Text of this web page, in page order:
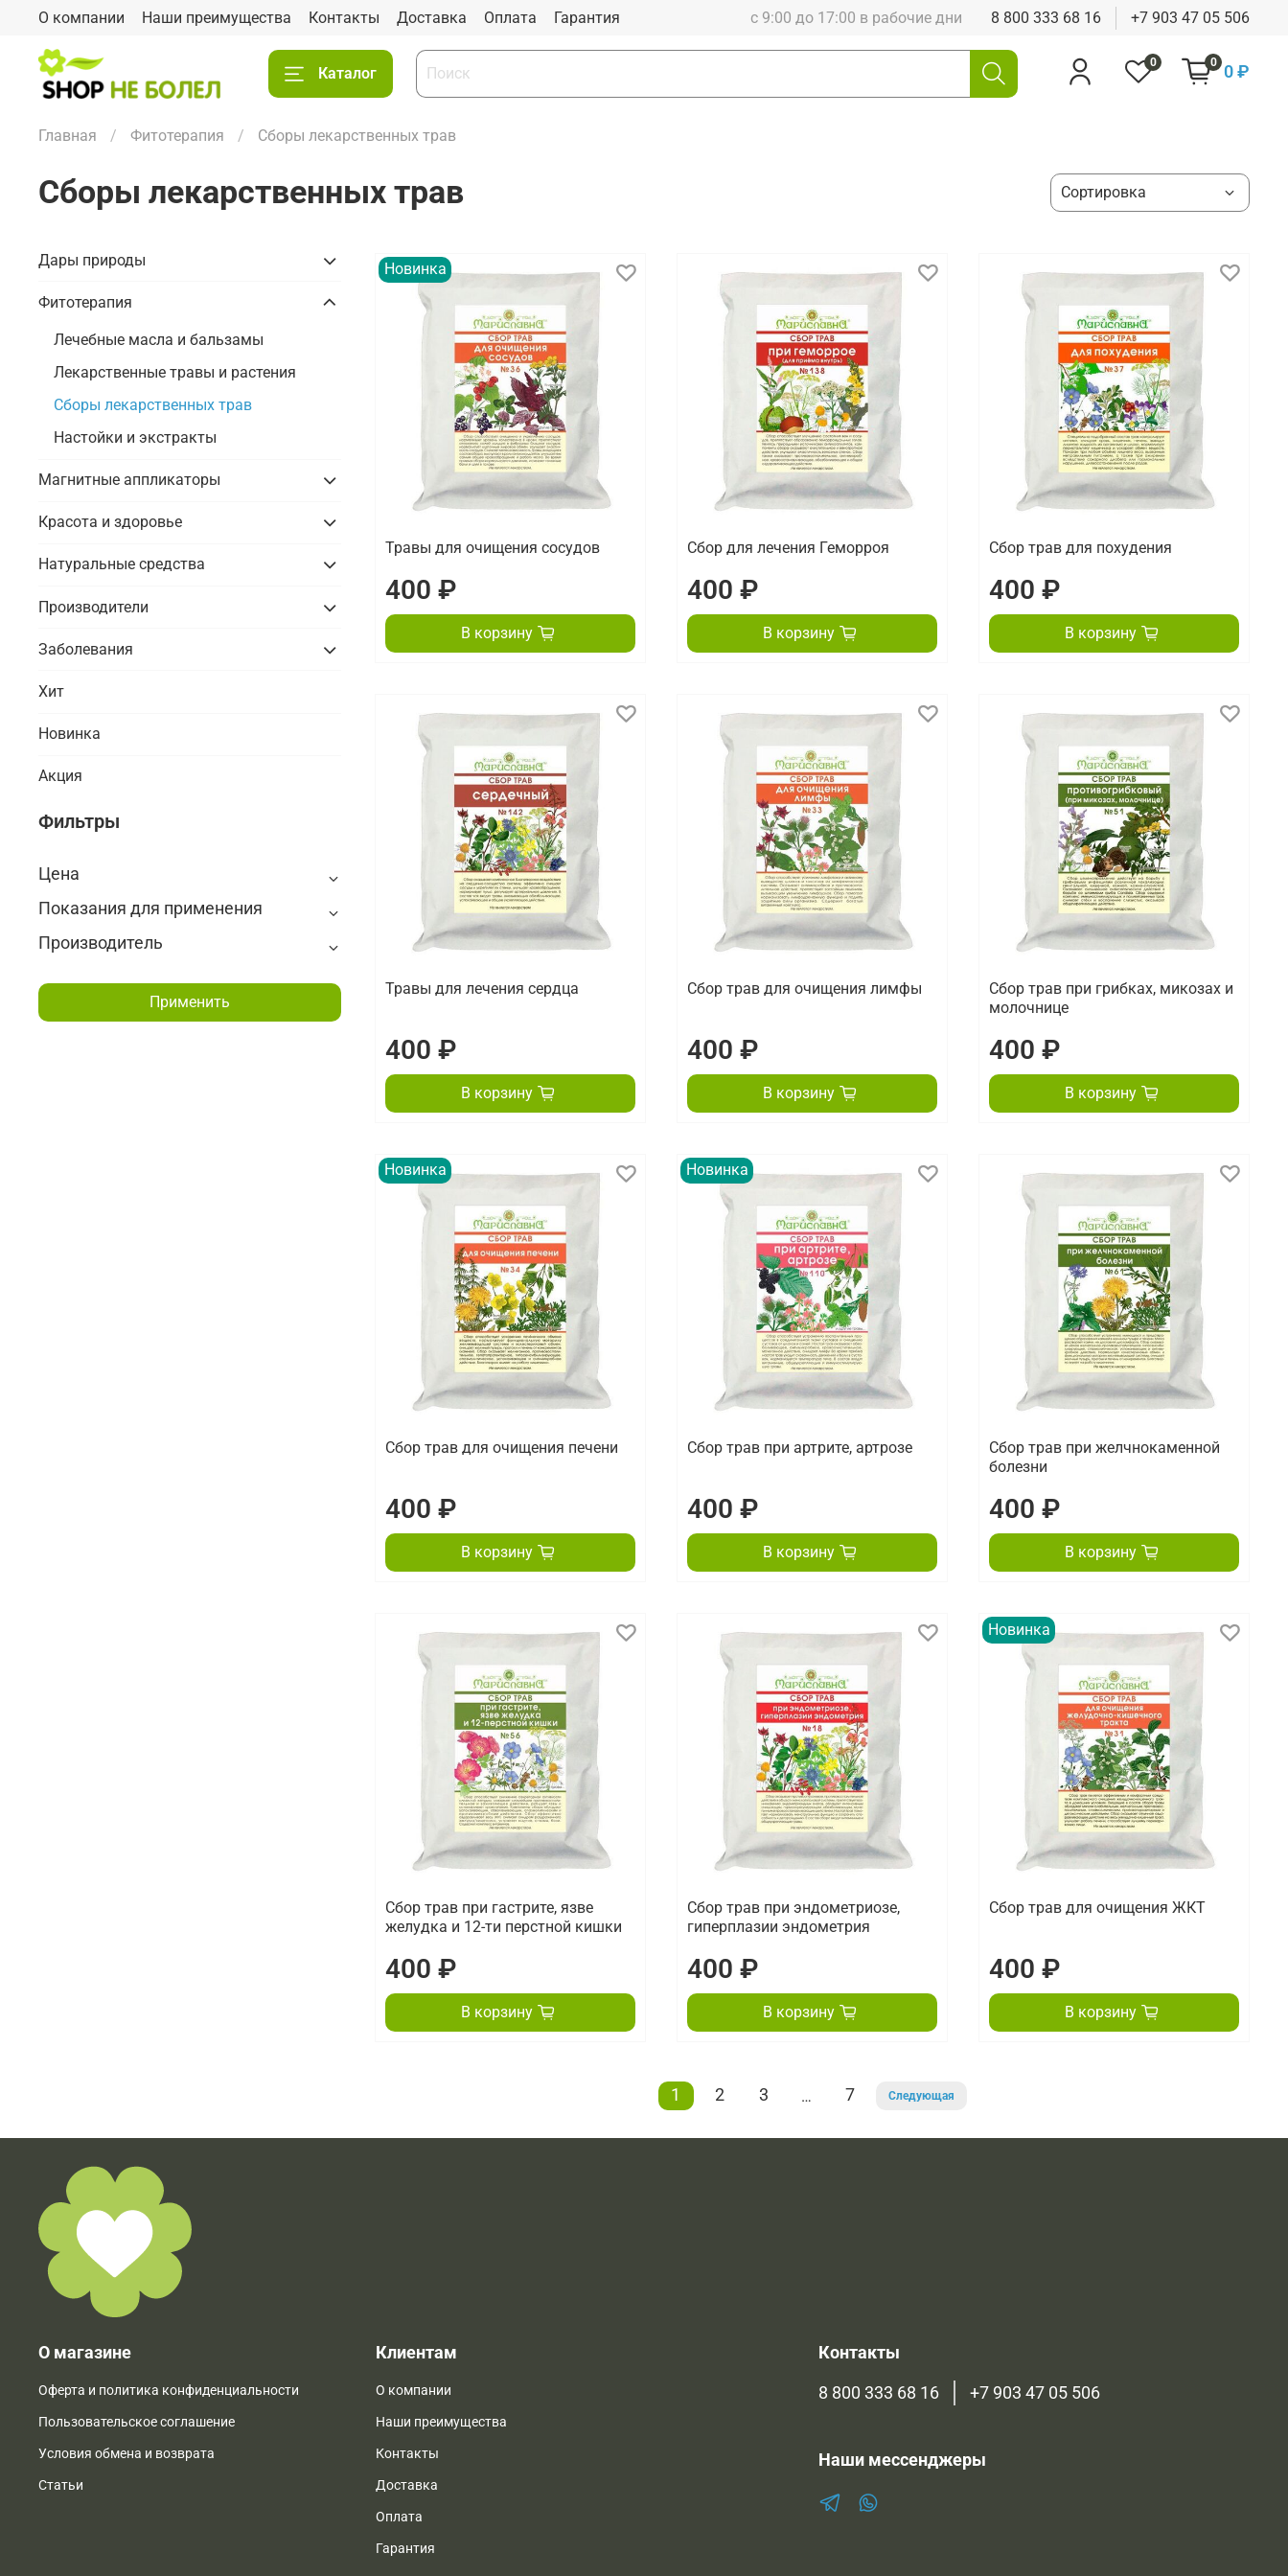
О компании Наши преимущества Контакты Доставка Оплата Гарантия с 9:00 до 17:00 в рабочие дни 8 800 333 68 16 +7 903 47 05 506
Каталог
0 0 0 ₽
Главная Фитотерапия Сборы лекарственных трав
Сборы лекарственных трав
Новинка
Травы для очищения сосудов
400 ₽
В корзину
Сбор для лечения Геморроя
400 ₽
В корзину
Сбор трав для похудения
400 ₽
В корзину
Травы для лечения сердца
400 ₽
В корзину
Сбор трав для очищения лимфы
400 ₽
В корзину
Сбор трав при грибках, микозах и
молочнице
400 ₽
В корзину
Новинка
Сбор трав для очищения печени
400 ₽
В корзину
Новинка
Сбор трав при артрите, артрозе
400 ₽
В корзину
Сбор трав при желчнокаменной
болезни
400 ₽
В корзину
Сбор трав при гастрите, язве
желудка и 12-ти перстной кишки
400 ₽
В корзину
Сбор трав при эндометриозе,
гиперплазии эндометрия
400 ₽
В корзину
Новинка
Сбор трав для очищения ЖКТ
400 ₽
В корзину
1 2 3 … 7 Следующая
Дары природы
Фитотерапия
Лечебные масла и бальзамы
Лекарственные травы и растения
Сборы лекарственных трав
Настойки и экстракты
Магнитные аппликаторы
Красота и здоровье
Натуральные средства
Производители
Заболевания
Хит
Новинка
Акция
Фильтры
Цена
Показания для применения
Производитель
Применить
О магазине
Оферта и политика конфиденциальности
Пользовательское соглашение
Условия обмена и возврата
Статьи
Клиентам
О компании
Наши преимущества
Контакты
Доставка
Оплата
Гарантия
Контакты
8 800 333 68 16 +7 903 47 05 506
Наши мессенджеры